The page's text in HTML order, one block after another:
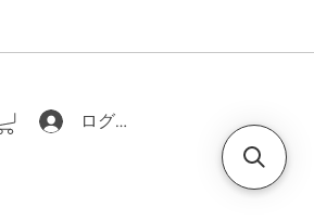
ログイン